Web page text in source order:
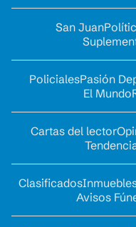
San Juan
PolicialesPasión
El Mundo
Cartas del lector
Clasificados
Avisos